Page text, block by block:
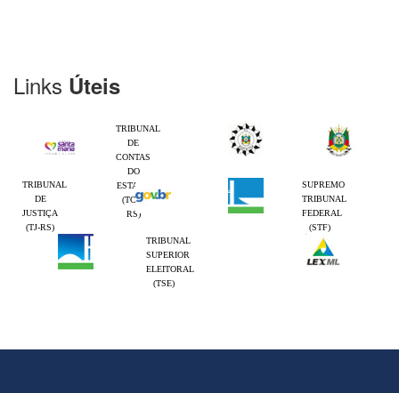
Links Úteis
TRIBUNAL
DE
CONTAS
DO
ESTADO
(TCE-
RS)
TRIBUNAL
DE
JUSTIÇA
(TJ-RS)
SUPREMO
TRIBUNAL
FEDERAL
(STF)
TRIBUNAL
SUPERIOR
ELEITORAL
(TSE)